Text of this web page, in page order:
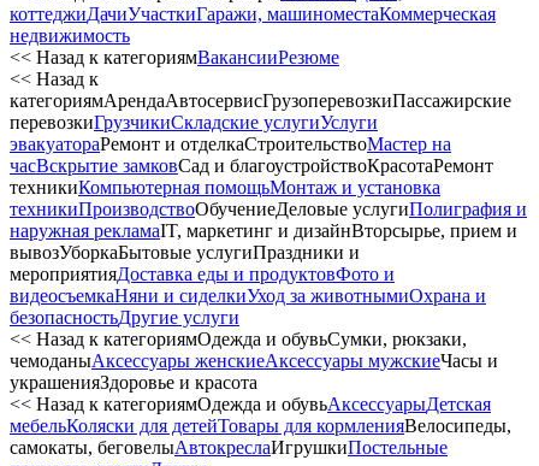
коттеджиДачиУчасткиГаражи, машиноместаКоммерческая
недвижимость
<< Назад к категориямВакансииРезюме
<< Назад к
категориямАрендаАвтосервиcГрузоперевозкиПассажирские
перевозкиГрузчикиСкладские услугиУслуги
эвакуатораРемонт и отделкаСтроительствоМастер на
часВскрытие замковСад и благоустройствоКрасотаРемонт
техникиКомпьютерная помощьМонтаж и установка
техникиПроизводствоОбучениеДеловые услугиПолиграфия и
наружная рекламаIT, маркетинг и дизайнВторсырье, прием и
вывозУборкаБытовые услугиПраздники и
мероприятияДоставка еды и продуктовФото и
видеосъемкаНяни и сиделкиУход за животнымиОхрана и
безопасностьДругие услуги
<< Назад к категориямОдежда и обувьСумки, рюкзаки,
чемоданыАксессуары женскиеАксессуары мужскиеЧасы и
украшенияЗдоровье и красота
<< Назад к категориямОдежда и обувьАксессуарыДетская
мебельКоляски для детейТовары для кормленияВелосипеды,
самокаты, беговелыАвтокреслаИгрушкиПостельные